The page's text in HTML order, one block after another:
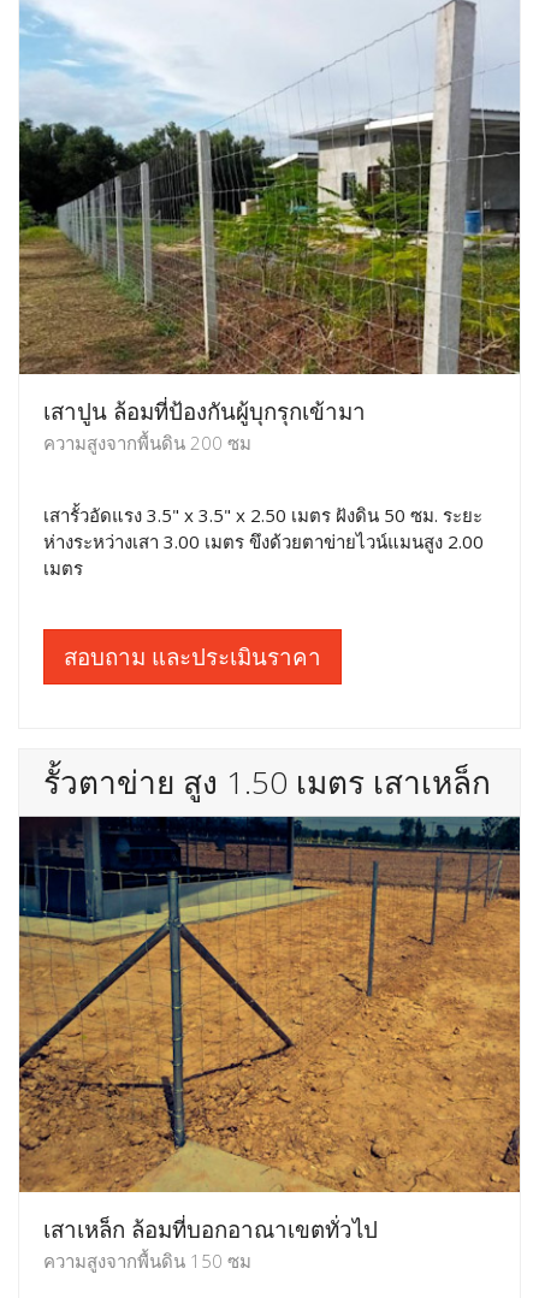
เสาปูน ล้อมที่ป้องกันผู้บุกรุกเข้ามา
ความสูงจากพื้นดิน 200 ซม
เสารั้วอัดแรง 3.5" x 3.5" x 2.50 เมตร ฝังดิน 50 ซม. ระยะ
ห่างระหว่างเสา 3.00 เมตร ขึงด้วยตาข่ายไวน์แมนสูง 2.00
เมตร
สอบถาม และประเมินราคา
รั้วตาข่าย สูง 1.50 เมตร เสาเหล็ก
เสาเหล็ก ล้อมที่บอกอาณาเขตทั่วไป
ความสูงจากพื้นดิน 150 ซม